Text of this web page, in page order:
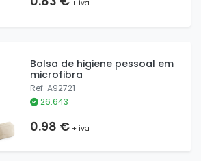
+ iva
Bolsa de higiene pessoal em
microfibra
Ref. A92721
26.643
0.98 €+ iva